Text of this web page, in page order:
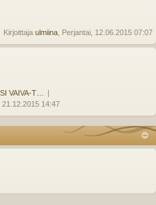
Kirjoittaja ulmiina , Perjantai, 12.06.2015 07:07
VAIVA-T…
21.12.2015 14:47